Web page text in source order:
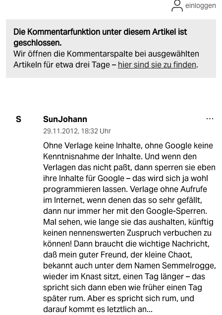
Die Kommentarfunktion unter diesem Artikel ist
geschlossen.
Wir öffnen die Kommentarspalte bei ausgewählten
Artikeln für etwa drei Tage – hier sind sie zu finden.
einloggen
S SunJohann
29.11.2012, 18:32 Uhr
Ohne Verlage keine Inhalte, ohne Google keine
Kenntnisnahme der Inhalte. Und wenn den
Verlagen das nicht paßt, dann sperren sie eben
ihre Inhalte für Google – das wird sich ja wohl
programmieren lassen. Verlage ohne Aufrufe
im Internet, wenn denen das so sehr gefällt,
dann nur immer her mit den Google-Sperren.
Mal sehen, wie lange sie das aushalten, künftig
keinen nennenswerten Zuspruch verbuchen zu
können! Dann braucht die wichtige Nachricht,
daß mein guter Freund, der kleine Chaot,
bekannt auch unter dem Namen Semmelrogge,
wieder im Knast sitzt, einen Tag länger – das
spricht sich dann eben wie früher einen Tag
später rum. Aber es spricht sich rum, und
darauf kommt es letztlich an...